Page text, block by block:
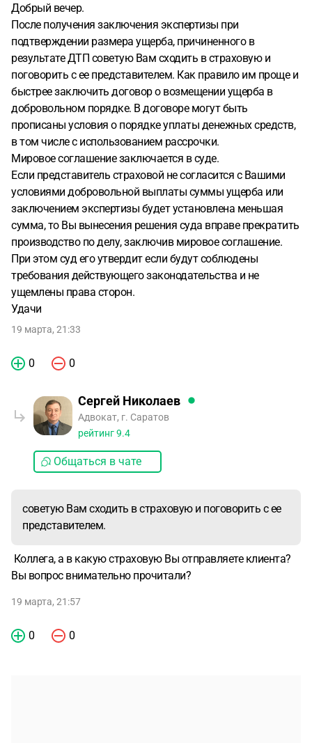
Добрый вечер.
После получения заключения экспертизы при
подтверждении размера ущерба, причиненного в
результате ДТП советую Вам сходить в страховую и
поговорить с ее представителем. Как правило им проще и
быстрее заключить договор о возмещении ущерба в
добровольном порядке. В договоре могут быть
прописаны условия о порядке уплаты денежных средств,
в том числе с использованием рассрочки.
Мировое соглашение заключается в суде.
Если представитель страховой не согласится с Вашими
условиями добровольной выплаты суммы ущерба или
заключением экспертизы будет установлена меньшая
сумма, то Вы вынесения решения суда вправе прекратить
производство по делу, заключив мировое соглашение.
При этом суд его утвердит если будут соблюдены
требования действующего законодательства и не
ущемлены права сторон.
Удачи
19 марта, 21:33
0 0
Сергей Николаев
Адвокат, г. Саратов
рейтинг9.4
Общаться в чате
советую Вам сходить в страховую и поговорить с ее
представителем.
Коллега, а в какую страховую Вы отправляете клиента?
Вы вопрос внимательно прочитали?
19 марта, 21:57
0 0